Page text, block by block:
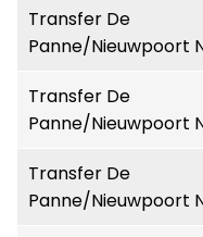
Transfer De
Panne/Nieuwpoort
Transfer De
Panne/Nieuwpoort
Transfer De
Panne/Nieuwpoort